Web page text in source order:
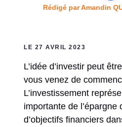
Rédigé parAmandin
LE 27 AVRIL 2023
L’idée d’investir peut
vous venez de
L’investissement
importante de l’épargne
d’objectifs financiers